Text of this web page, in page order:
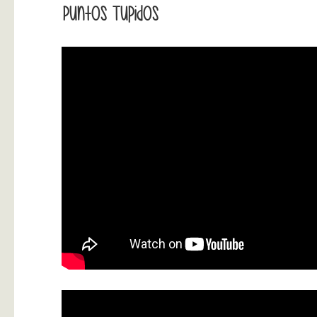
Puntos Tupidos